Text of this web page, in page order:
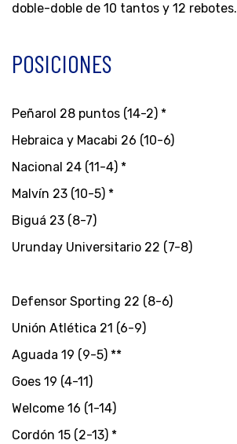
doble-doble de 10 tantos y 12 rebotes.
POSICIONES
Peñarol 28 puntos (14-2) *
Hebraica y Macabi 26 (10-6)
Nacional 24 (11-4) *
Malvín 23 (10-5) *
Biguá 23 (8-7)
Urunday Universitario 22 (7-8)
Defensor Sporting 22 (8-6)
Unión Atlética 21 (6-9)
Aguada 19 (9-5) **
Goes 19 (4-11)
Welcome 16 (1-14)
Cordón 15 (2-13) *